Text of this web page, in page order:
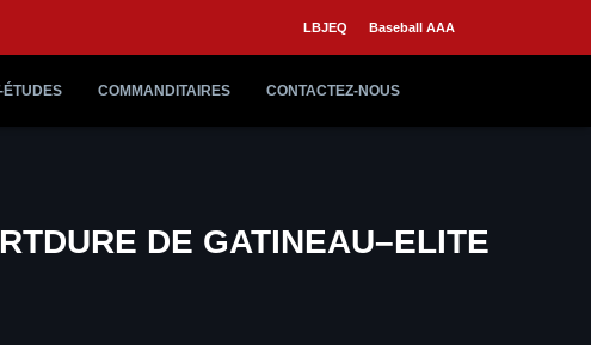
LBJEQ Baseball AAA
ÉTUDES COMMANDITAIRES CONTACTEZ-NOUS
DE GATINEAU–ELITE